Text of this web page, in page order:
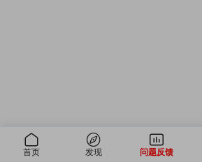
首页 发现 问题反馈